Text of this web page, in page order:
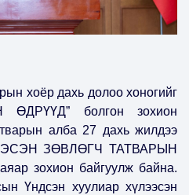
хоёр дахь долоо хоногийг
болгон зохион
алба 27 дахь жилдээ
ЗӨВЛӨГЧ ТАТВАРЫН
зохион байгуулж байна.
Үндсэн хуулиар хүлээсэн